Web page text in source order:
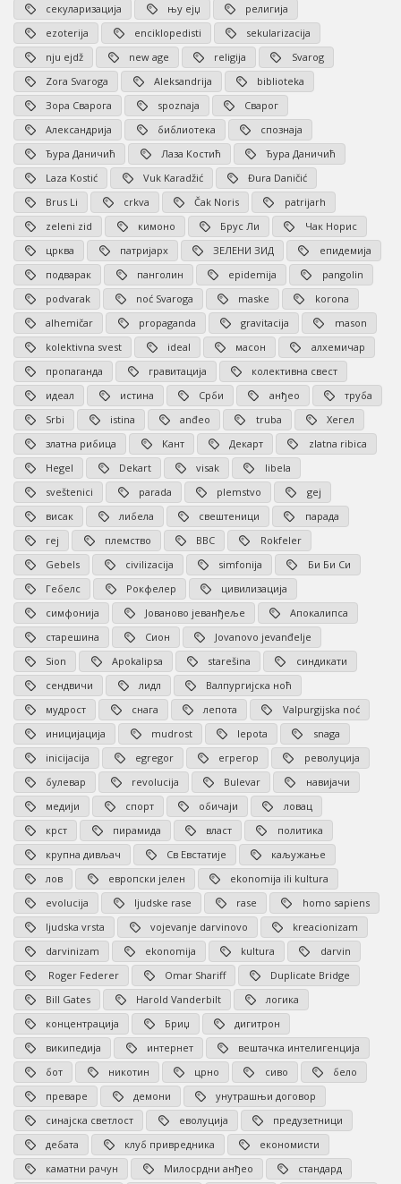
секуларизација
њу ејџ
религија
ezoterija
enciklopedisti
sekularizacija
nju ejdž
new age religija
Svarog
Zora Svaroga
Aleksandrija
biblioteka
Зора Сварога
spoznaja
Сварог
Александрија
библиотека
спознаја
Ђура Даничић
Лаза Костић
Ђура Даничић
Laza Kostić
Vuk Karadžić
Đura Daničić
Brus Li
crkva Čak Noris
patrijarh
zeleni zid
кимоно Брус Ли
Чак Норис
црква
патријарх ЗЕЛЕНИ ЗИД
епидемија
подварак
панголин epidemija
pangolin
podvarak
noć Svaroga maske
korona
alhemičar
propaganda gravitacija
mason
kolektivna svest
ideal масон
алхемичар
пропаганда
гравитација
колективна свест
идеал
истина Срби анђео
труба
Srbi
istina anđeo truba
Хегел
златна рибица
Кант Декарт
zlatna ribica
Hegel
Dekart visak
libela
sveštenici
parada plemstvo
gej
висак
либела свештеници
парада
геј
племство BBC
Rokfeler
Gebels
civilizacija simfonija
Би Би Си
Гебелс
Рокфелер
цивилизација
симфонија
Јованово јеванђеље
Апокалипса
старешина
Сион
Jovanovo jevanđelje
Sion
Apokalipsa starešina
синдикати
сендвичи
лидл
Валпургијска ноћ
мудрост
снага лепота
Valpurgijska noć
иницијација
mudrost lepota
snaga
inicijacija
egregor егрегор
револуција
булевар
revolucija Bulevar
навијачи
медији
спорт обичаји
ловац
крст
пирамида власт
политика
крупна дивљач
Св Евстатије
каљужање
лов
европски јелен
ekonomija ili kultura
evolucija
ljudske rase rase
homo sapiens
ljudska vrsta
vojevanje darvinovo
kreacionizam
darvinizam
ekonomija kultura
darvin
Roger Federer
Omar Shariff
Duplicate Bridge
Bill Gates
Harold Vanderbilt
логика
концентрација
Бриџ
дигитрон
википедија
интернет
вештачка интелигенција
бот
никотин црно сиво
бело
преваре
демони
унутрашњи договор
синајска светлост
еволуција
предузетници
дебата
клуб привредника
економисти
каматни рачун
Милосрдни анђео стандард